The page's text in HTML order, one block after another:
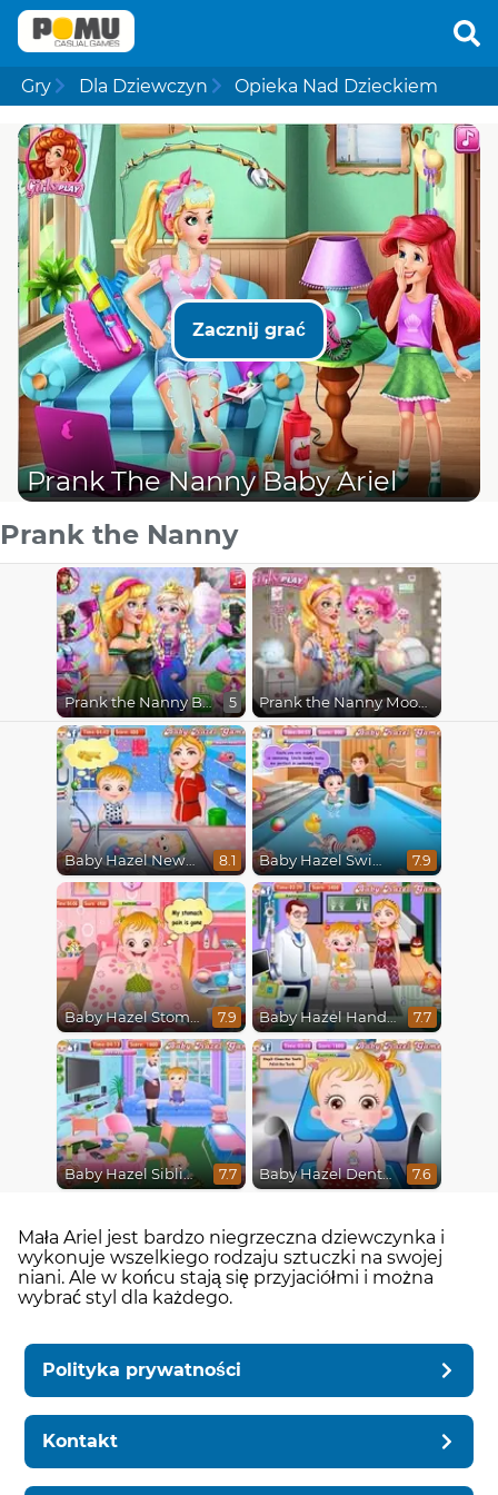
Gry Dla Dziewczyn Opieka Nad Dzieckiem
Zacznij grać
Prank The Nanny Baby Ariel
Prank the Nanny
Prank the Nanny Baby Ice Queen 5 Prank the Nanny Moody Ally
Baby Hazel Newborn Vaccination 8.1 Baby Hazel Swimming 7.9
Baby Hazel Stomach Care 7.9 Baby Hazel Hand Fracture 7.7
Baby Hazel Sibling Trouble 7.7 Baby Hazel Dental Care 7.6
Mała Ariel jest bardzo niegrzeczna dziewczynka i
wykonuje wszelkiego rodzaju sztuczki na swojej
niani. Ale w końcu stają się przyjaciółmi i można
wybrać styl dla każdego.
Polityka prywatności
Kontakt